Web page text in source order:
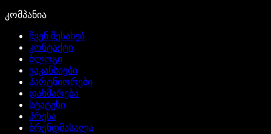
კომპანია
ჩვენ შესახებ
კონტაქტი
ბლოგი
ვაკანსიები
პარტნიორები
დახმარება
სტატუსი
პრესა
ბრენდმასალა